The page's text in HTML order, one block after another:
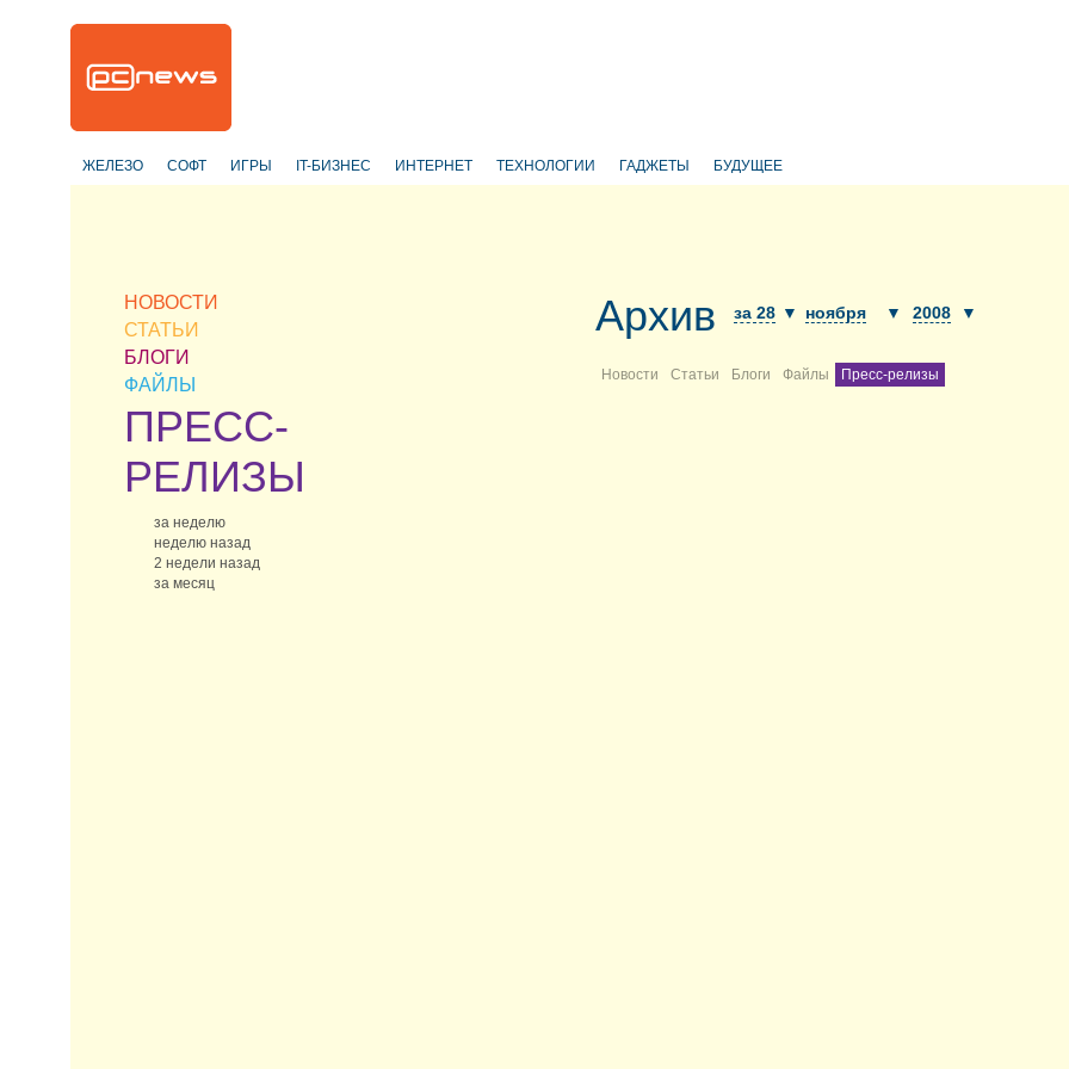
ЖЕЛЕЗО СОФТ ИГРЫ IT-БИЗНЕС ИНТЕРНЕТ ТЕХНОЛОГИИ ГАДЖЕТЫ БУДУЩЕЕ
НОВОСТИ
СТАТЬИ
БЛОГИ
ФАЙЛЫ
ПРЕСС-
РЕЛИЗЫ
за неделю
неделю назад
2 недели назад
за месяц
Архив за 28 ▼ ноября ▼ 2008 ▼
Новости Статьи Блоги Файлы Пресс-релизы